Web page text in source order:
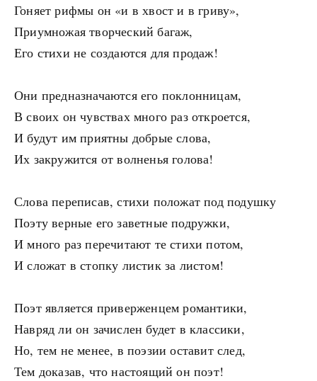
Гоняет рифмы он «и в хвост и в гриву»,
Приумножая творческий багаж,
Его стихи не создаются для продаж!
Они предназначаются его поклонницам,
В своих он чувствах много раз откроется,
И будут им приятны добрые слова,
Их закружится от волненья голова!
Слова переписав, стихи положат под подушку
Поэту верные его заветные подружки,
И много раз перечитают те стихи потом,
И сложат в стопку листик за листом!
Поэт является приверженцем романтики,
Навряд ли он зачислен будет в классики,
Но, тем не менее, в поэзии оставит след,
Тем доказав, что настоящий он поэт!